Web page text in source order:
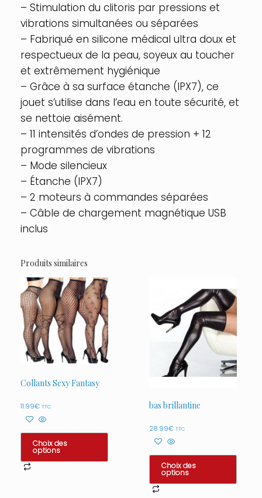
– Stimulation du clitoris par pressions et
vibrations simultanées ou séparées
– Fabriqué en silicone médical ultra doux et
respectueux de la peau, soyeux au toucher
et extrêmement hygiénique
– Grâce à sa surface étanche (IPX7), ce
jouet s’utilise dans l’eau en toute sécurité, et
se nettoie aisément.
– 11 intensités d’ondes de pression + 12
programmes de vibrations
– Mode silencieux
– Étanche (IPX7)
– 2 moteurs à commandes séparées
– Câble de chargement magnétique USB
inclus
Produits similaires
Collants Sexy Fantasy
11.99€ TTC
Choix des
options
bas brillantine
28.99€ TTC
Choix des
options